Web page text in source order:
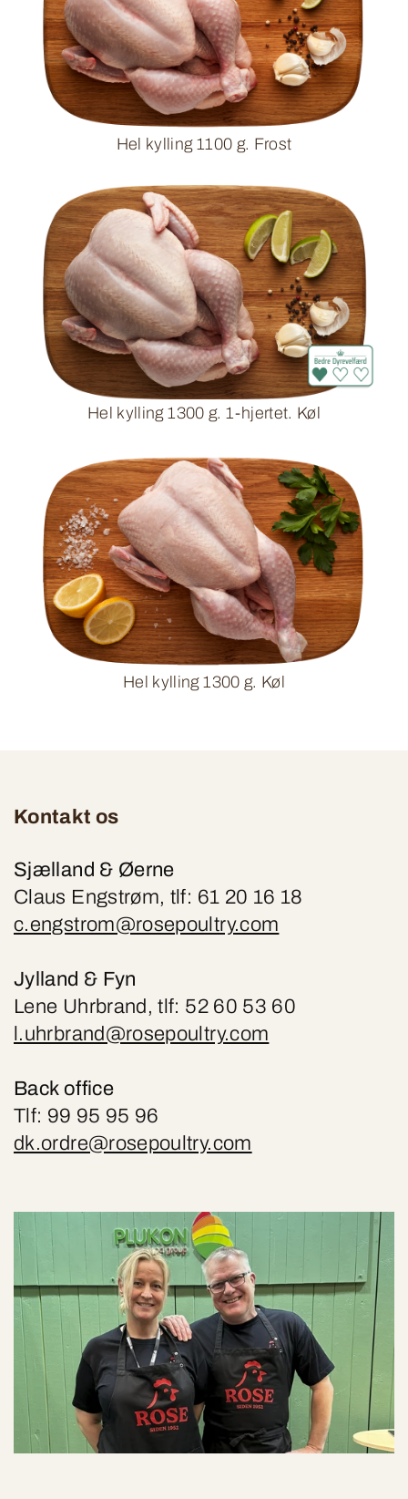
Hel kylling 1100 g. Frost
Hel kylling 1300 g. 1-hjertet. Køl
Hel kylling 1300 g. Køl
Kontakt os
Sjælland & Øerne
Claus Engstrøm, tlf: 61 20 16 18
c.engstrom@rosepoultry.com
Jylland & Fyn
Lene Uhrbrand, tlf: 52 60 53 60
l.uhrbrand@rosepoultry.com
Back office
Tlf: 99 95 95 96
dk.ordre@rosepoultry.com